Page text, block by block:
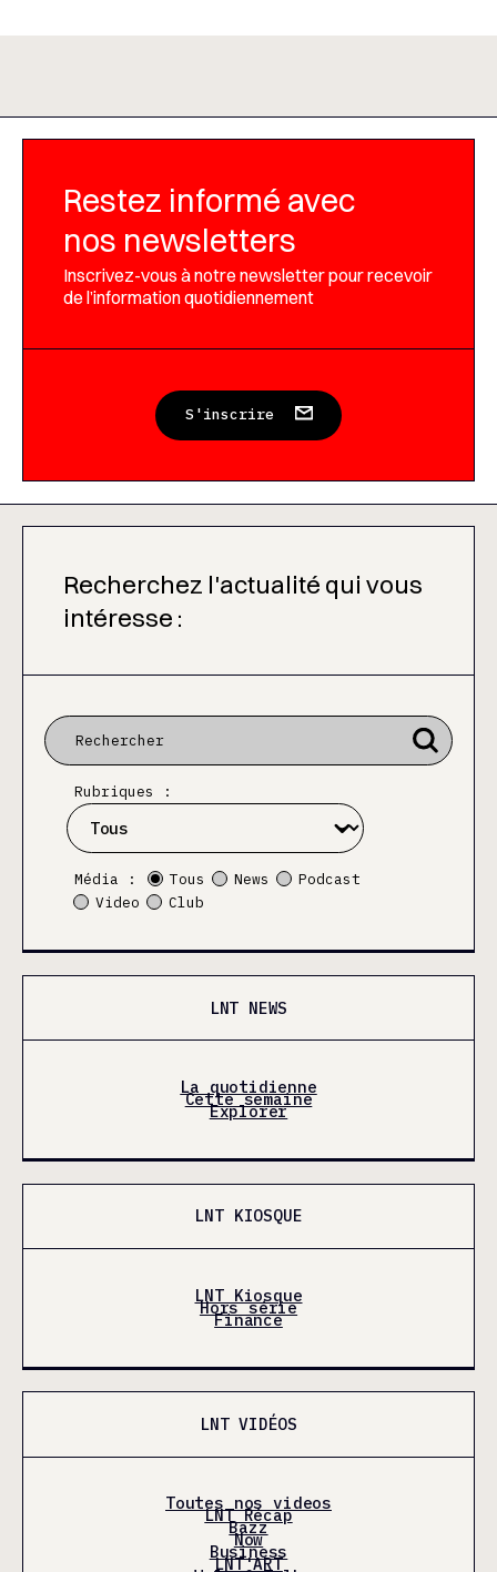
Restez informé avec
nos newsletters
Inscrivez-vous à notre newsletter pour recevoir
de l’information quotidiennement
S'inscrire
Recherchez l'actualité qui vous
intéresse :
Rubriques :
Média : Tous News
Podcast
Video
Club
LNT NEWS
La quotidienne
Cette semaine
Explorer
LNT KIOSQUE
LNT Kiosque
Hors série
Finance
LNT VIDÉOS
Toutes nos videos
LNT Récap
Bazz
Now
Business
LNT'ART